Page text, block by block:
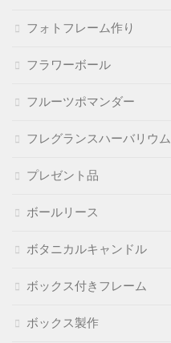
フォトフレーム作り
フラワーボール
フルーツポマンダー
フレグランスハーバリウム
プレゼント品
ボールリース
ボタニカルキャンドル
ボックス付きフレーム
ボックス製作